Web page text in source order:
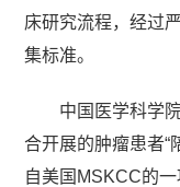
床研究流程，经过
集标准。
中国医学科学
合开展的肿瘤患者“
自美国MSKCC的